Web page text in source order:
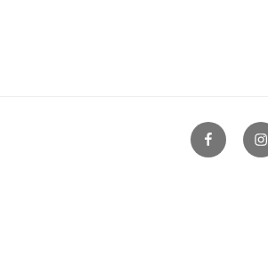
FB
ATT